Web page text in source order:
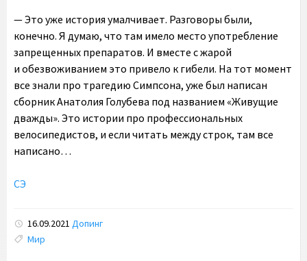
— Это уже история умалчивает. Разговоры были,
конечно. Я думаю, что там имело место употребление
запрещенных препаратов. И вместе с жарой
и обезвоживанием это привело к гибели. На тот момент
все знали про трагедию Симпсона, уже был написан
сборник Анатолия Голубева под названием «Живущие
дважды». Это истории про профессиональных
велосипедистов, и если читать между строк, там все
написано…
СЭ
16.09.2021 Допинг
Tags:
Мир